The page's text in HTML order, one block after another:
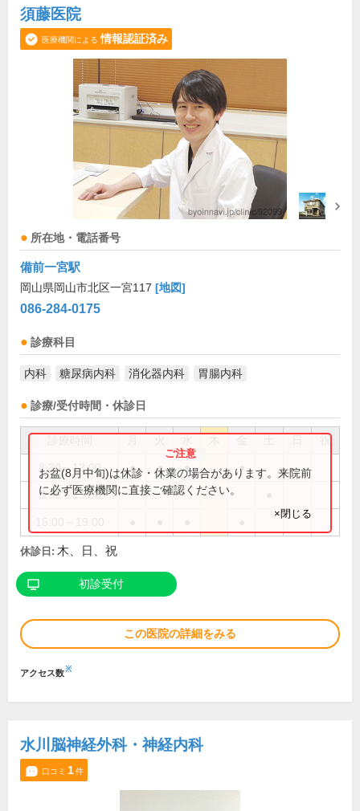
須藤医院
医療機関による 情報認証済み
所在地・電話番号
備前一宮駅
岡山県岡山市北区一宮117 [地図]
086-284-0175
診療科目
内科 糖尿病内科 消化器内科 胃腸内科
診療/受付時間・休診日
祝
8:30～12:00 ● ● ● ●
8:30～13:00
お盆(8月中旬)は休診・休業の場合があります。来院前
に必ず医療機関に直接ご確認ください。
×閉じる
休診日: 木、日、祝
初診受付
この医院の詳細をみる
アクセス数※
水川脳神経外科・神経内科
口コミ 1件